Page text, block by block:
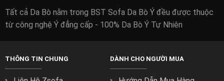
Tất cả Da Bò nằm trong BST Sofa Da Bò Ý đều được thuộc